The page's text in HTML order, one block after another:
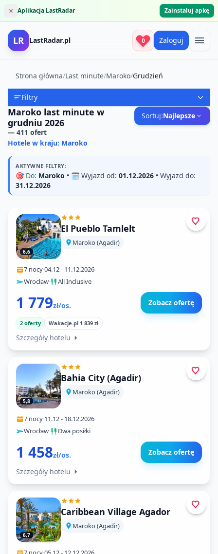
× Aplikacja LastRadar Zainstaluj apkę
LR LastRadar.pl 0 Zaloguj
Strona główna/Last minute/Maroko/Grudzień
Filtry
Maroko last minute w
grudniu 2026
— 411 ofert
Sortuj:Najlepsze
Hotele w kraju: Maroko
AKTYWNE FILTRY:
🎯 Do: Maroko • 🗓️ Wyjazd od: 01.12.2026 • Wyjazd do:
31.12.2026
6,6
El Pueblo Tamlelt
Maroko (Agadir)
7 nocy·04.12- 11.12.2026
Wrocław· All Inclusive
1 779zł/os. Zobacz ofertę
2 oferty Wakacje.pl 1 839 zł
Szczegóły hotelu
5,8
Bahia City (Agadir)
Maroko (Agadir)
7 nocy·11.12- 18.12.2026
Wrocław· Dwa posiłki
1 458zł/os. Zobacz ofertę
Szczegóły hotelu
6,7
Caribbean Village Agador
Maroko (Agadir)